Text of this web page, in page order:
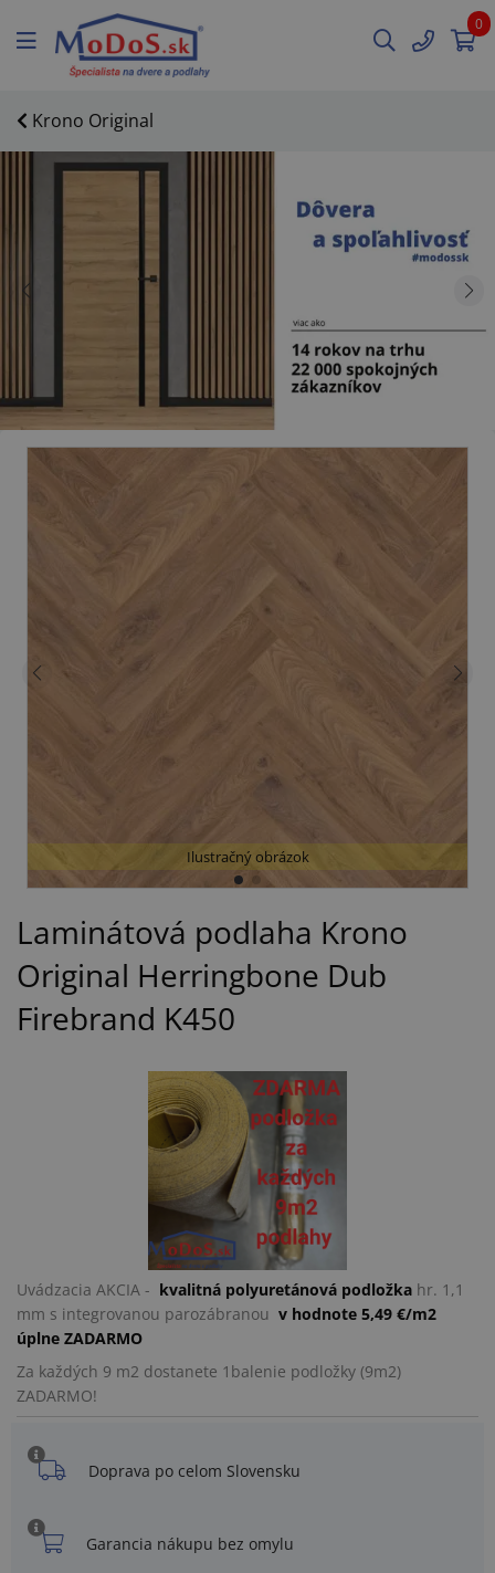
0
Krono Original
Ilustračný obrázok
Laminátová podlaha Krono
Original Herringbone Dub
Firebrand K450
Uvádzacia AKCIA - kvalitná polyuretánová podložka hr. 1,1
mm s integrovanou parozábranou v hodnote 5,49 €/m2
úplne ZADARMO
Za každých 9 m2 dostanete 1balenie podložky (9m2)
ZADARMO!
Doprava po celom Slovensku
Garancia nákupu bez omylu